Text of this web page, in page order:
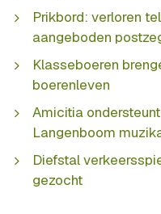
Prikbord: verloren
aangeboden
Klasseboeren
boerenleven
Amicitia
Langenboom
Diefstal
gezocht